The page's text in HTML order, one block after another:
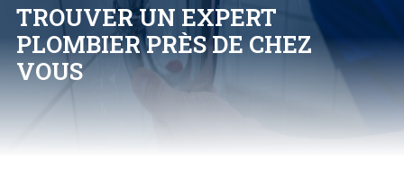
TROUVER UN EXPERT
PLOMBIER PRÈS DE CHEZ
VOUS